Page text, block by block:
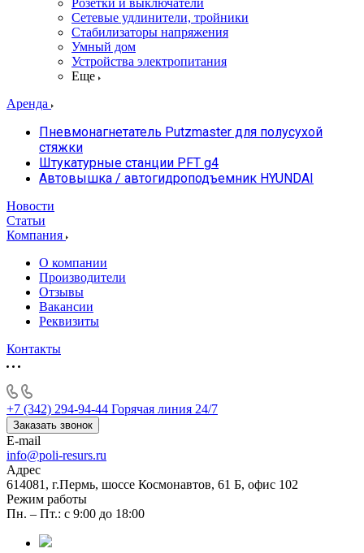
Розетки и выключатели
Сетевые удлинители, тройники
Стабилизаторы напряжения
Умный дом
Устройства электропитания
Еще
Аренда
Пневмонагнетатель Putzmaster для полусухой
стяжки
Штукатурные станции PFT g4
Автовышка / автогидроподъемник HYUNDAI
Новости
Статьи
Компания
О компании
Производители
Отзывы
Вакансии
Реквизиты
Контакты
+7 (342) 294-94-44 Горячая линия 24/7
Заказать звонок
E-mail
info@poli-resurs.ru
Адрес
614081, г.Пермь, шоссе Космонавтов, 61 Б, офис 102
Режим работы
Пн. – Пт.: с 9:00 до 18:00